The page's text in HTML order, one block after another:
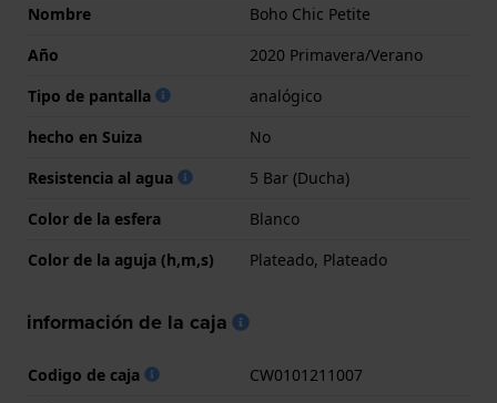
Nombre
Boho Chic Petite
Año
2020 Primavera/Verano
Tipo de pantalla
analógico
hecho en Suiza
No
Resistencia al agua
5 Bar (Ducha)
Color de la esfera
Blanco
Color de la aguja (h,m,s)
Plateado, Plateado
información de la caja
Codigo de caja
CW0101211007